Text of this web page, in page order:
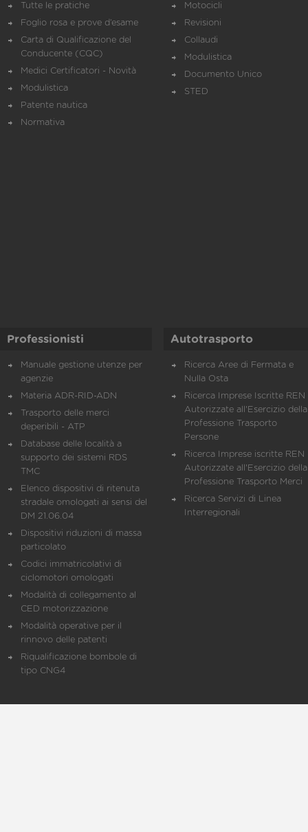
Tutte le pratiche
Foglio rosa e prove d’esame
Carta di Qualificazione del
Conducente (CQC)
Medici Certificatori - Novità
Modulistica
Patente nautica
Normativa
Motocicli
Revisioni
Collaudi
Modulistica
Documento Unico
STED
Professionisti
Manuale gestione utenze per
agenzie
Materia ADR-RID-ADN
Trasporto delle merci
deperibili - ATP
Database delle località a
supporto dei sistemi RDS
TMC
Elenco dispositivi di ritenuta
stradale omologati ai sensi del
DM 21.06.04
Dispositivi riduzioni di massa
particolato
Codici immatricolativi di
ciclomotori omologati
Modalità di collegamento al
CED motorizzazione
Modalità operative per il
rinnovo delle patenti
Riqualificazione bombole di
tipo CNG4
Autotrasporto
Ricerca Aree di Fermata e
Nulla Osta
Ricerca Imprese Iscritte REN
Autorizzate all'Esercizio della
Professione Trasporto
Persone
Ricerca Imprese iscritte REN
Autorizzate all'Esercizio della
Professione Trasporto Merci
Ricerca Servizi di Linea
Interregionali